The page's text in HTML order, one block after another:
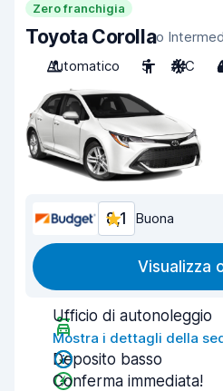
Zero franchigia
Toyota Corollao
Automatico
5 A/C
8,1 Buona
Visualizza
Ufficio di autonoleggio
Mostra i dettagli della
Deposito basso
Conferma immediata!